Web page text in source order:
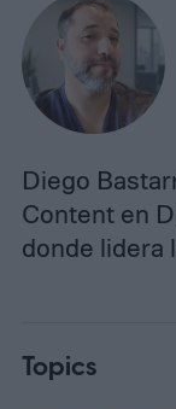
Diego
Content en
donde lidera
Topics